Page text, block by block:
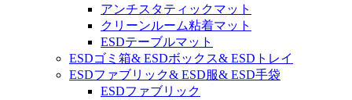
アンチスタティックマット
クリーンルーム粘着マット
ESDテーブルマット
ESDゴミ箱& ESDボックス& ESDトレイ
ESDファブリック& ESD服& ESD手袋
ESDファブリック